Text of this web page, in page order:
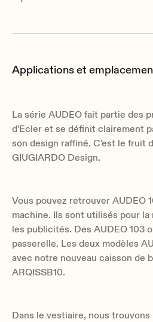
Applications et
La série AUDEO fait partie des
d'Ecler et se définit clairement
son design raffiné. C'est le fruit
GIUGIARDO Design.
Vous pouvez retrouver AUDEO
machine. Ils sont utilisés pour la
les publicités. Des AUDEO 103
passerelle. Les deux modèles
avec notre nouveau caisson de
ARQISSB10.
Dans le vestiaire, nous trouvons